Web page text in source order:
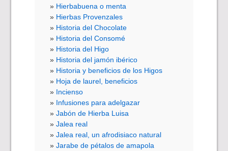
Hierbabuena o menta
Hierbas Provenzales
Historia del Chocolate
Historia del Consomé
Historia del Higo
Historia del jamón ibérico
Historia y beneficios de los Higos
Hoja de laurel, beneficios
Incienso
Infusiones para adelgazar
Jabón de Hierba Luisa
Jalea real
Jalea real, un afrodisiaco natural
Jarabe de pétalos de amapola